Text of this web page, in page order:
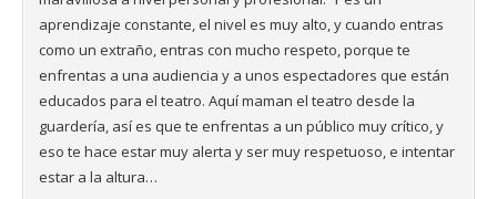
aprendizaje constante, el nivel es muy alto, y cuando entras
como un extraño, entras con mucho respeto, porque te
enfrentas a una audiencia y a unos espectadores que están
educados para el teatro. Aquí maman el teatro desde la
guardería, así es que te enfrentas a un público muy crítico, y
eso te hace estar muy alerta y ser muy respetuoso, e intentar
estar a la altura…